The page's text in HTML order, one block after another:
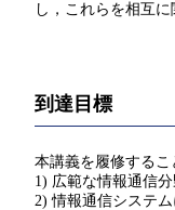
し，これらを相互
到達目標
本講義を履修する
1) 広範な情報通信
2) 情報通信システ